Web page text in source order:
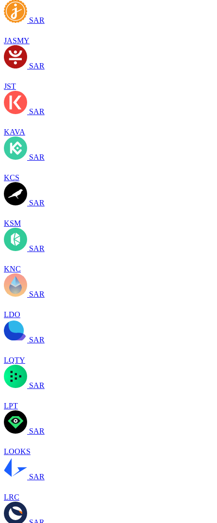
SAR
JASMY
SAR
JST
SAR
KAVA
SAR
KCS
SAR
KSM
SAR
KNC
SAR
LDO
SAR
LQTY
SAR
LPT
SAR
LOOKS
SAR
LRC